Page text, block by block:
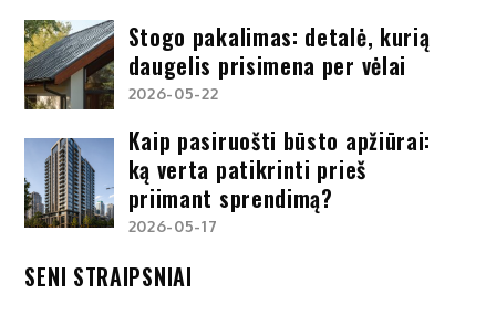
Stogo pakalimas: detalė, kurią
daugelis prisimena per vėlai
2026-05-22
Kaip pasiruošti būsto apžiūrai:
ką verta patikrinti prieš
priimant sprendimą?
2026-05-17
SENI STRAIPSNIAI